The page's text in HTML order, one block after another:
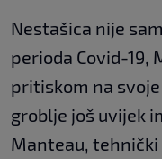
Nestašica nije
perioda Covid-19,
pritiskom na
groblje još uvijek
Manteau, tehnički